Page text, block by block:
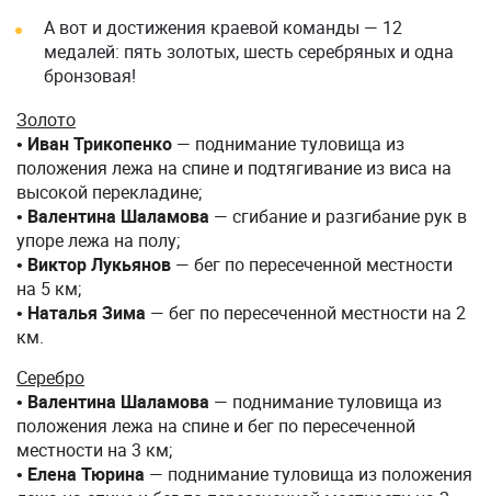
А вот и достижения краевой команды — 12
медалей: пять золотых, шесть серебряных и одна
бронзовая!
Золото
• Иван Трикопенко — поднимание туловища из
положения лежа на спине и подтягивание из виса на
высокой перекладине;
• Валентина Шаламова — сгибание и разгибание рук в
упоре лежа на полу;
• Виктор Лукьянов — бег по пересеченной местности
на 5 км;
• Наталья Зима — бег по пересеченной местности на 2
км.
Серебро
• Валентина Шаламова — поднимание туловища из
положения лежа на спине и бег по пересеченной
местности на 3 км;
• Елена Тюрина — поднимание туловища из положения